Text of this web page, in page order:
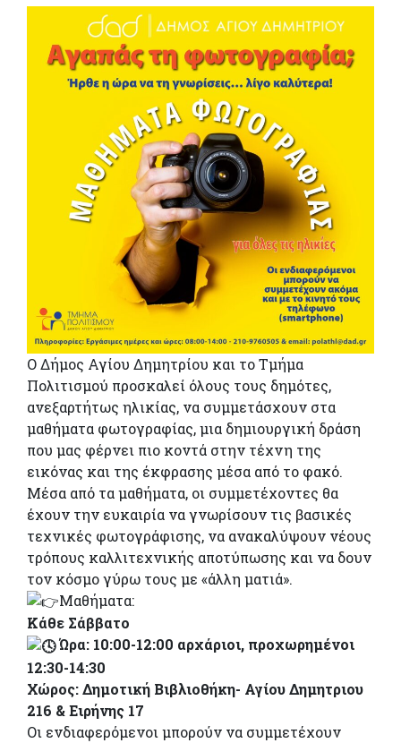
Ο Δήμος Αγίου Δημητρίου και το Τμήμα
Πολιτισμού προσκαλεί όλους τους δημότες,
ανεξαρτήτως ηλικίας, να συμμετάσχουν στα
μαθήματα φωτογραφίας, μια δημιουργική δράση
που μας φέρνει πιο κοντά στην τέχνη της
εικόνας και της έκφρασης μέσα από το φακό.
Μέσα από τα μαθήματα, οι συμμετέχοντες θα
έχουν την ευκαιρία να γνωρίσουν τις βασικές
τεχνικές φωτογράφισης, να ανακαλύψουν νέους
τρόπους καλλιτεχνικής αποτύπωσης και να δουν
τον κόσμο γύρω τους με «άλλη ματιά».
Μαθήματα:
Κάθε Σάββατο
Ώρα: 10:00-12:00 αρχάριοι, προχωρημένοι
12:30-14:30
Χώρος: Δημοτική Βιβλιοθήκη- Αγίου Δημητριου
216 & Ειρήνης 17
Οι ενδιαφερόμενοι μπορούν να συμμετέχουν